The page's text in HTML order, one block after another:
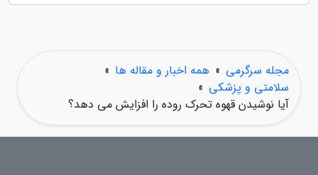
مجله سرگرمی » همه اخبار و مقاله ها »
سلامتی و پزشکی »
آیا نوشیدن قهوه تحرک روده را افزایش می دهد؟